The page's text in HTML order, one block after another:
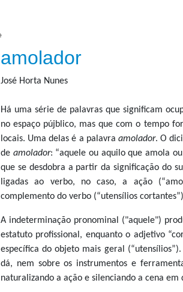
amolador
José Horta Nunes
Há uma série de palavras que significam
no espaço pújblico, mas que com o tempo
locais. Uma delas é a palavra amolador. O
de amolador: “aquele ou aquilo que amola
que se desdobra a partir da significação do
ligadas ao verbo, no caso, a ação
complemento do verbo (“utensílios
A indeterminação pronominal ("aquele")
estatuto profissional, enquanto o adjetivo
específica do objeto mais geral
dá, nem sobre os instrumentos e
naturalizando a ação e silenciando a cena em